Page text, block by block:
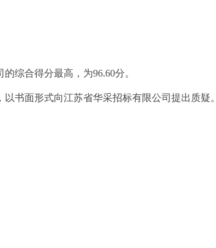
的综合得分最高，为96.60分。
书面形式向江苏省华采招标有限公司提出质疑。